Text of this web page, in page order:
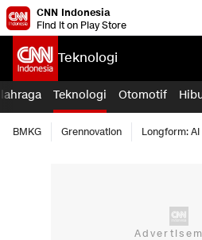
CNN Indonesia
Find it on Play Store
Teknologi
Teknologi Otomotif
BMKG Grennovation Longform: